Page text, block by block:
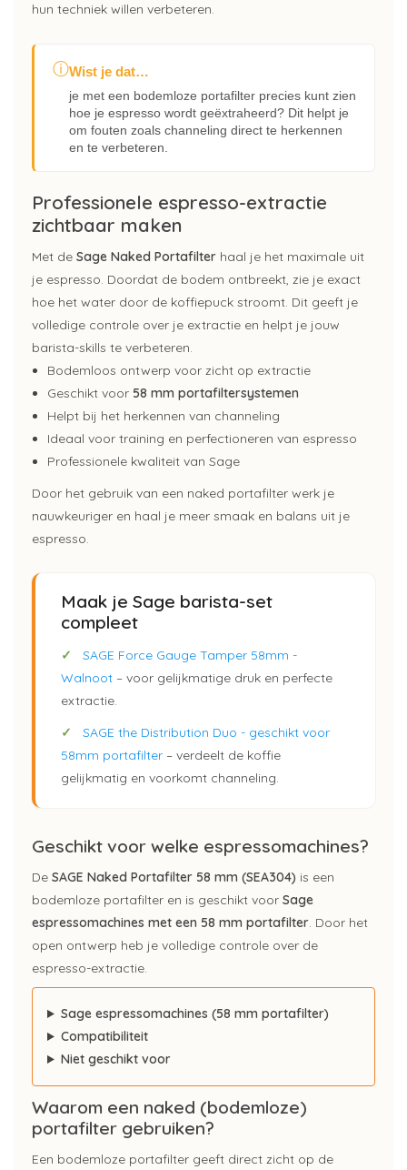
hun techniek willen verbeteren.
ⓘWist je dat…
je met een bodemloze portafilter precies kunt zien
hoe je espresso wordt geëxtraheerd? Dit helpt je
om fouten zoals channeling direct te herkennen
en te verbeteren.
Professionele espresso-extractie
zichtbaar maken
Met de Sage Naked Portafilter haal je het maximale uit
je espresso. Doordat de bodem ontbreekt, zie je exact
hoe het water door de koffiepuck stroomt. Dit geeft je
volledige controle over je extractie en helpt je jouw
barista-skills te verbeteren.
Bodemloos ontwerp voor zicht op extractie
Geschikt voor 58 mm portafiltersystemen
Helpt bij het herkennen van channeling
Ideaal voor training en perfectioneren van espresso
Professionele kwaliteit van Sage
Door het gebruik van een naked portafilter werk je
nauwkeuriger en haal je meer smaak en balans uit je
espresso.
Maak je Sage barista-set
compleet
✓
SAGE Force Gauge Tamper 58mm -
Walnoot – voor gelijkmatige druk en perfecte
extractie.
✓
SAGE the Distribution Duo - geschikt voor
58mm portafilter – verdeelt de koffie
gelijkmatig en voorkomt channeling.
Geschikt voor welke espressomachines?
De SAGE Naked Portafilter 58 mm (SEA304) is een
bodemloze portafilter en is geschikt voor Sage
espressomachines met een 58 mm portafilter. Door het
open ontwerp heb je volledige controle over de
espresso-extractie.
Sage espressomachines (58 mm portafilter)
Compatibiliteit
Niet geschikt voor
Waarom een naked (bodemloze)
portafilter gebruiken?
Een bodemloze portafilter geeft direct zicht op de